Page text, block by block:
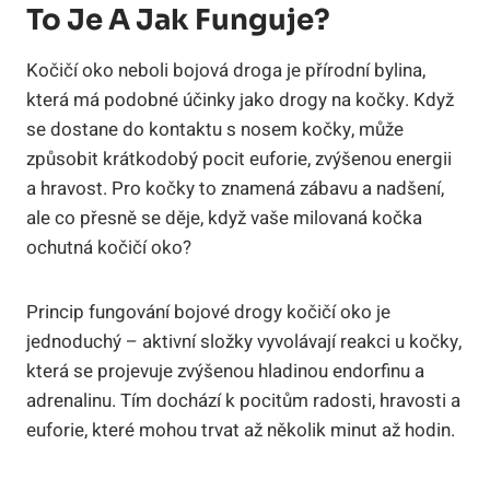
To Je A Jak Funguje?
Kočičí oko neboli bojová droga je přírodní bylina,
která má podobné účinky jako drogy na kočky. Když
se dostane do kontaktu s nosem kočky, může
způsobit krátkodobý pocit euforie, zvýšenou energii
a hravost. Pro kočky to znamená zábavu a nadšení,
ale co přesně se děje, když vaše milovaná kočka
ochutná kočičí oko?
Princip fungování bojové drogy kočičí oko je
jednoduchý – aktivní složky vyvolávají reakci u kočky,
která se projevuje zvýšenou hladinou endorfinu a
adrenalinu. Tím dochází k pocitům radosti, hravosti a
euforie, které mohou trvat až několik minut až hodin.